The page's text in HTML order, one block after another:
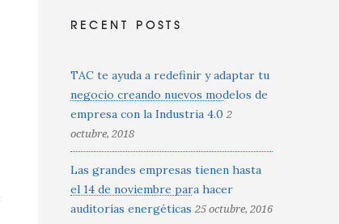
RECENT POSTS
TAC te ayuda a redefinir y adaptar tu
negocio creando nuevos modelos de
empresa con la Industria 4.0 2
octubre, 2018
Las grandes empresas tienen hasta
el 14 de noviembre para hacer
auditorías energéticas 25 octubre, 2016